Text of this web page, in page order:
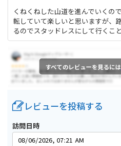
くねくねした山道を進んでいくの
転していて楽しいと思いますが、
るのでスタッドレスにして行くこ
すべてのレビューを見るには
レビューを投稿する
訪問日時